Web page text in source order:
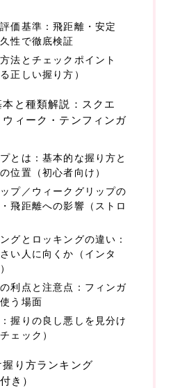
価基準：飛距離・安定
性で徹底検証
法とチェックポイント
正しい握り方）
と種類解説：スクエ
ィーク・テンフィンガ
とは：基本的な握り方と
位置（初心者向け）
プ／ウィークグリップの
飛距離への影響（ストロ
グとロッキングの違い：
い人に向くか（インタ
利点と注意点：フィンガ
う場面
握りの良し悪しを見分け
ェック）
り方ランキング
き）